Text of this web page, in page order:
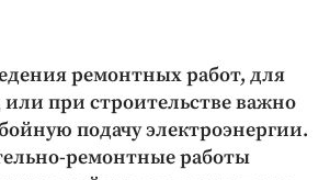
ремонтных работ, для
при строительстве важно
подачу электроэнергии.
ремонтные работы